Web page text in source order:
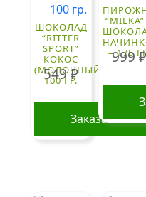
ШОКОЛАД
“RITTER
SPORT”
КОКОС
(МОЛОЧНЫЙ)
100 ГР.
549₽
Заказать
– 175
999